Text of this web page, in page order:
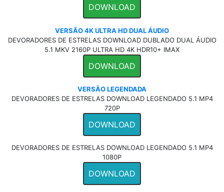
DOWNLOAD
VERSÃO 4K ULTRA HD DUAL ÁUDIO
DEVORADORES DE ESTRELAS DOWNLOAD DUBLADO DUAL ÁUDIO
5.1 MKV 2160P ULTRA HD 4K HDR10+ IMAX
DOWNLOAD
VERSÃO LEGENDADA
DEVORADORES DE ESTRELAS DOWNLOAD LEGENDADO 5.1 MP4
720P
DOWNLOAD
DEVORADORES DE ESTRELAS DOWNLOAD LEGENDADO 5.1 MP4
1080P
DOWNLOAD